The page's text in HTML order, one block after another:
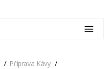
Příprava Kávy